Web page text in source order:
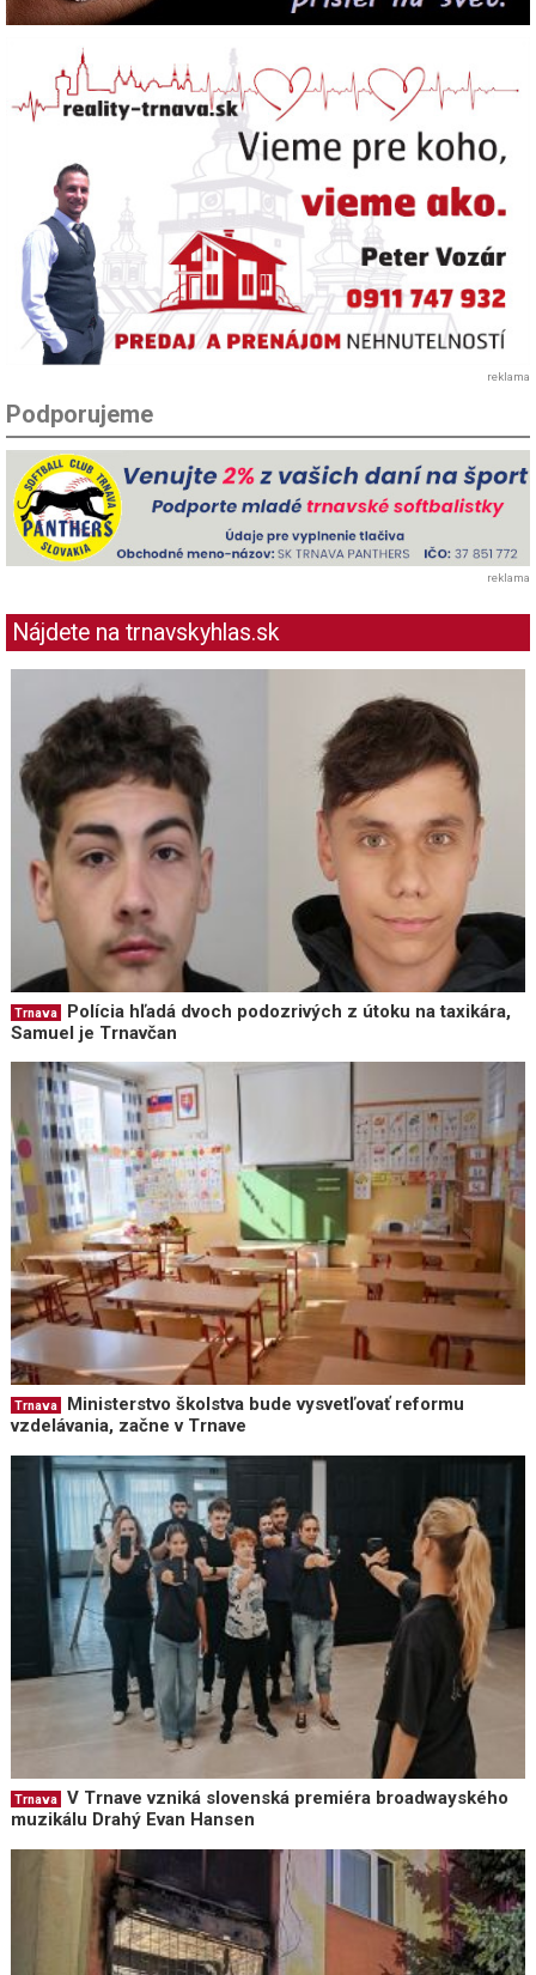
reklama
Podporujeme
reklama
Nájdete na trnavskyhlas.sk
Trnava
Polícia hľadá dvoch podozrivých z útoku na taxikára,
Samuel je Trnavčan
Trnava
Ministerstvo školstva bude vysvetľovať reformu
vzdelávania, začne v Trnave
Trnava
V Trnave vzniká slovenská premiéra broadwayského
muzikálu Drahý Evan Hansen